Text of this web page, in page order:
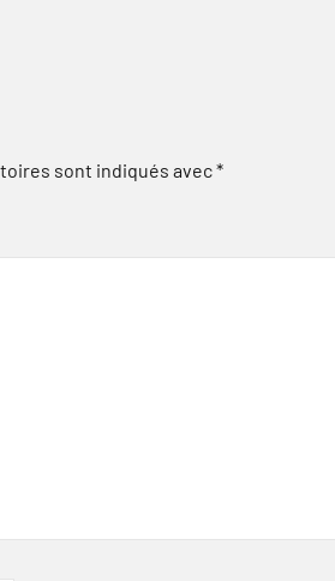
sont indiqués avec*